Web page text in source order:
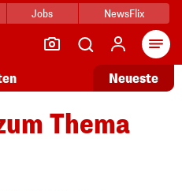
Jobs NewsFlix
Neueste
Thema